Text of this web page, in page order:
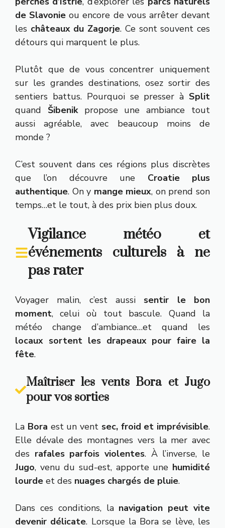
de Slavonie ou encore de vous arrêter devant
les châteaux du Zagorje. Ce sont souvent ces
détours qui marquent le plus.
Plutôt que de vous concentrer uniquement
sur les grandes destinations, osez sortir des
sentiers battus. Pourquoi se presser à Split
quand Šibenikpropose une ambiance tout
aussi agréable, avec beaucoup moins de
monde ?
C’est souvent dans ces régions plus discrètes
que l’on découvre une Croatie plus
authentique. On y mange mieux, on prend son
temps…et le tout, à des prix bien plus doux.
Vigilance météo et
événements culturels à ne
pas rater
Voyager malin, c’est aussi sentir le bon
moment, celui où tout bascule. Quand la
météo change d’ambiance…et quand les
locaux sortent les drapeaux pour faire la
fête.
Maîtriser les vents Bora et Jugo
pour vos sorties
La Bora est un vent sec, froid et imprévisible.
Elle dévale des montagnes vers la mer avec
des rafales parfois violentes. À l’inverse, le
Jugo, venu du sud-est, apporte une humidité
lourde et des nuages chargés de pluie.
Dans ces conditions, la navigation peut vite
devenir délicate. Lorsque la Bora se lève, les